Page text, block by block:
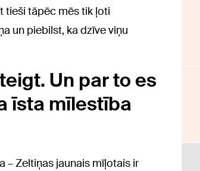
tieši tāpēc mēs tik ļoti
un piebilst, ka dzīve viņu
Un par to es
īsta mīlestība
– Zeltiņas jaunais mīļotais ir